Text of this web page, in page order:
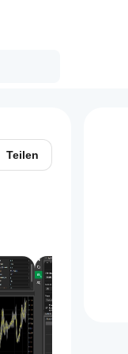
Teilen